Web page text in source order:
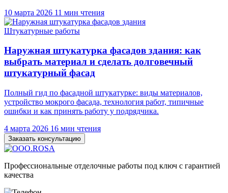
10 марта 2026 11 мин чтения
Штукатурные работы
Наружная штукатурка фасадов здания: как
выбрать материал и сделать долговечный
штукатурный фасад
Полный гид по фасадной штукатурке: виды материалов,
устройство мокрого фасада, технология работ, типичные
ошибки и как принять работу у подрядчика.
4 марта 2026 16 мин чтения
Заказать консультацию
Профессиональные отделочные работы под ключ с гарантией
качества